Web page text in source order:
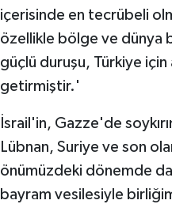
içerisinde en tecrübeli
özellikle bölge ve dünya
güçlü duruşu, Türkiye için
getirmiştir.'
İsrail'in, Gazze'de
Lübnan, Suriye ve son
önümüzdeki dönemde
bayram vesilesiyle